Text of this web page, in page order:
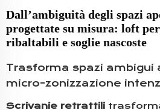
Dall’ambiguità degli spazi
progettate su misura: loft
ribaltabili e soglie nascoste
Trasforma spazi ambigui
micro-zonizzazione
Scrivanie retrattili